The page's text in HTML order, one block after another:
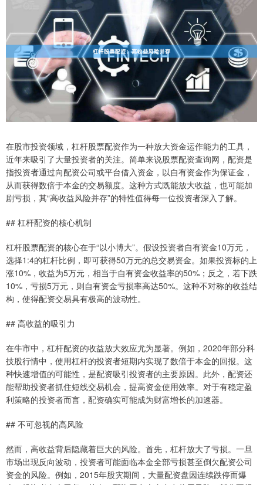
在股市投资领域，杠杆股票配资作为一种放大资金运作能力的工具，
近年来吸引了大量投资者的关注。简单来说股票配资查询网，配资是
指投资者通过向配资公司或平台借入资金，以自有资金作为保证金，
从而获得数倍于本金的交易额度。这种方式既能放大收益，也可能加
剧亏损，其“高收益风险并存”的特性值得每一位投资者深入了解。
## 杠杆配资的核心机制
杠杆股票配资的核心在于“以小博大”。假设投资者自有资金10万元，
选择1:4的杠杆比例，即可获得50万元的总交易资金。如果投资标的上
涨10%，收益为5万元，相当于自有资金收益率的50%；反之，若下跌
10%，亏损5万元，则自有资金亏损率高达50%。这种不对称的收益结
构，使得配资交易具有极高的波动性。
## 高收益的吸引力
在牛市中，杠杆配资的收益放大效应尤为显著。例如，2020年部分科
技股行情中，使用杠杆的投资者短期内实现了数倍于本金的回报。这
种快速增值的可能性，是配资吸引投资者的主要原因。此外，配资还
能帮助投资者抓住短线交易机会，提高资金使用效率。对于有稳定盈
利策略的投资者而言，配资确实可能成为财富增长的加速器。
## 不可忽视的高风险
然而，高收益背后隐藏着巨大的风险。首先，杠杆放大了亏损。一旦
市场出现反向波动，投资者可能面临本金全部亏损甚至倒欠配资公司
资金的风险。例如，2015年股灾期间，大量配资盘因连续跌停而爆